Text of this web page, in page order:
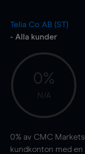
Telia Co AB (ST)
- Alla kunder
0%
N/A
0% av CMC Markets
kundkonton med en